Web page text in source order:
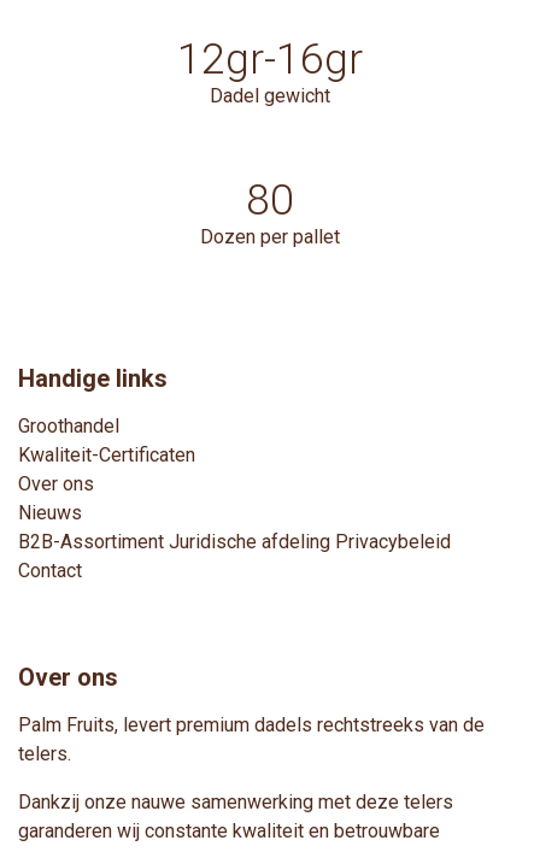
12gr-16gr
Dadel gewicht
80
Dozen per pallet
Handige links
Groothandel
Kwaliteit-Certificaten
Over ons
Nieuws
B2B-Assortiment Juridische afdeling Privacybeleid
Contact
Over ons
Palm Fruits, levert premium dadels rechtstreeks van de
telers.
Dankzij onze nauwe samenwerking met deze telers
garanderen wij constante kwaliteit en betrouwbare